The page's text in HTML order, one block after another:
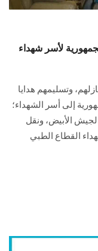
لأسر شهداء
وتسليمهم هدايا
إلى أسر الشهداء؛
الأبيض، ونقل
القطاع الطبي